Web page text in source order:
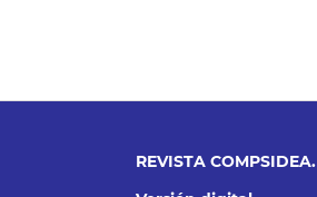
REVISTA COMPSIDEA.